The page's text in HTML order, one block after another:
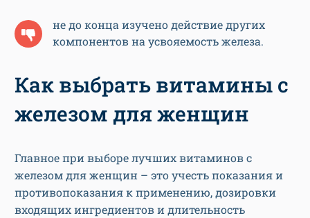
не до конца изучено действие других
компонентов на усвояемость железа.
Как выбрать витамины с
железом для женщин
Главное при выборе лучших витаминов с
железом для женщин – это учесть показания и
противопоказания к применению, дозировки
входящих ингредиентов и длительность